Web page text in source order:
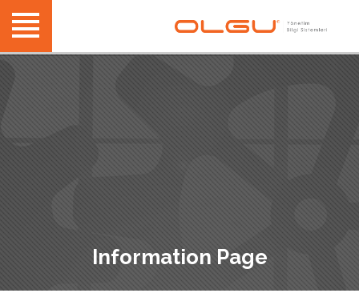
Information Page